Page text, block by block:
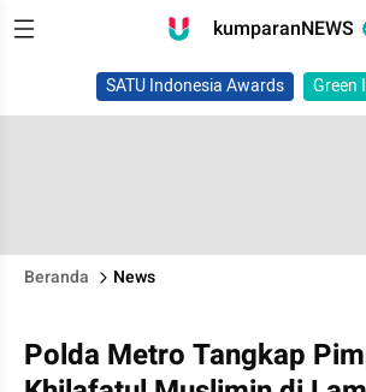
kumparanNEWS
SATU Indonesia Awards Green
Beranda News
Polda Metro Tangkap